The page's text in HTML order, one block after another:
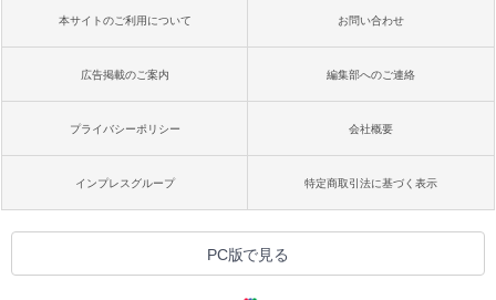
本サイトのご利用について お問い合わせ
広告掲載のご案内 編集部へのご連絡
プライバシーポリシー 会社概要
インプレスグループ 特定商取引法に基づく表示
PC版で見る